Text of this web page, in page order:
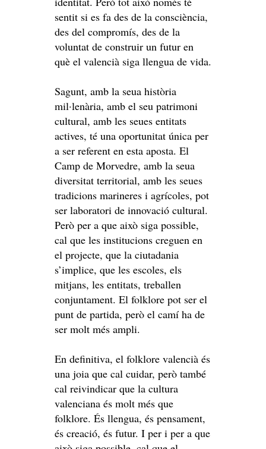
sentit si es fa des de la consciència,
des del compromís, des de la
voluntat de construir un futur en
què el valencià siga llengua de vida.
Sagunt, amb la seua història
mil·lenària, amb el seu patrimoni
cultural, amb les seues entitats
actives, té una oportunitat única per
a ser referent en esta aposta. El
Camp de Morvedre, amb la seua
diversitat territorial, amb les seues
tradicions marineres i agrícoles, pot
ser laboratori de innovació cultural.
Però per a que això siga possible,
cal que les institucions creguen en
el projecte, que la ciutadania
s’implice, que les escoles, els
mitjans, les entitats, treballen
conjuntament. El folklore pot ser el
punt de partida, però el camí ha de
ser molt més ampli.
En definitiva, el folklore valencià és
una joia que cal cuidar, però també
cal reivindicar que la cultura
valenciana és molt més que
folklore. És llengua, és pensament,
és creació, és futur. I per i per a que